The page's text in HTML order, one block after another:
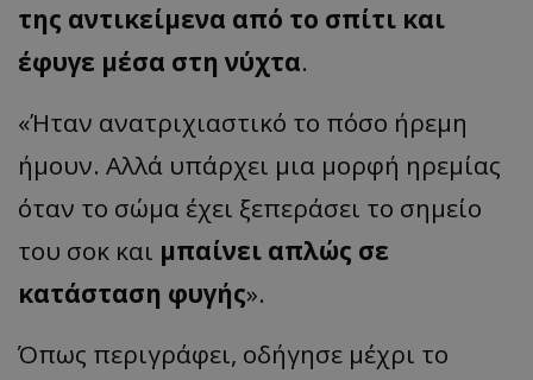
της αντικείμενα από το σπίτι και
έφυγε μέσα στη νύχτα.
«Ήταν ανατριχιαστικό το πόσο ήρεμη
ήμουν. Αλλά υπάρχει μια μορφή ηρεμίας
όταν το σώμα έχει ξεπεράσει το σημείο
του σοκ και μπαίνει απλώς σε
κατάσταση φυγής».
Όπως περιγράφει, οδήγησε μέχρι το